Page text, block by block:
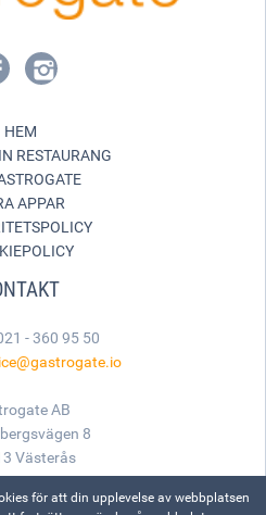
HEM
RESTAURANG
APPAR
- 360 95 50
AB
8
Västerås
för att din upplevelse av webbplatsen